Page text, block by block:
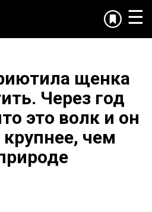
☰
щенка
Через год
это волк и он
чем